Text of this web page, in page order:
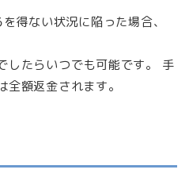
得ない状況に陥った場合、
したらいつでも可能です。 手
額返金されます。